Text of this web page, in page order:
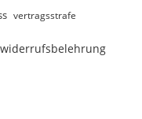
vertragsstrafe
widerrufsbelehrung